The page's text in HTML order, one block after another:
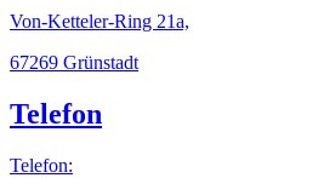
Von-Ketteler-Ring 21a,
67269 Grünstadt
Telefon
Telefon: